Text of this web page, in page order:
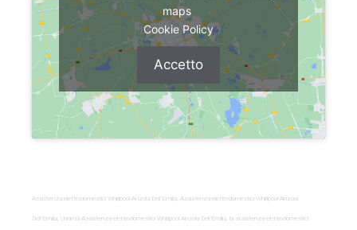
maps
Cookie Policy
Accetto
Assistenza elettrodomestici Whirlpool Anzola Dell’Emilia, Assistenza-elettrodomestici-Whirlpool-Anzola
Dell’Emilia, chiama Assistenza elettrodomestici Whirlpool Anzola Dell’Emilia, la assistenza elettrodomestici